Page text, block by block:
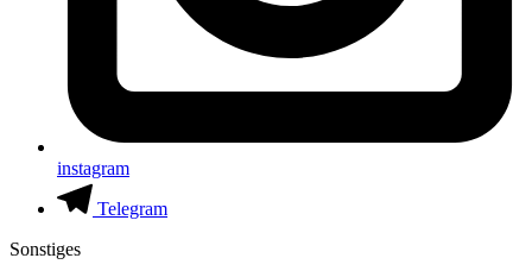
instagram
Telegram
Sonstiges